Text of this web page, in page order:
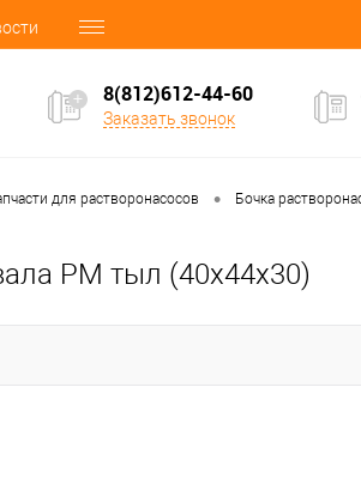
8(812)612-44-60
Заказать звонок
для растворонасосов • Бочка
PM тыл (40х44х30)